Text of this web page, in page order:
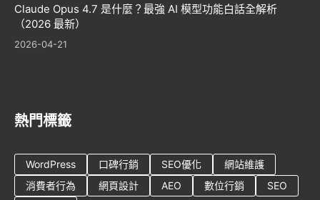
Claude Opus 4.7 是什麼？最強 AI 模型功能白話全解析
（2026 最新）
2026-04-21
熱門標籤
WordPress 口碑行銷 SEO優化
網站維護
消費者行為
網頁設計 AEO 數位行銷
SEO